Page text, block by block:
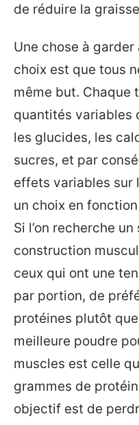
de réduire la
Une chose à garder
choix est que tous
même but. Chaque
quantités variables
les glucides, les
sucres, et par
effets variables sur
un choix en
Si l’on recherche
construction
ceux qui ont une
par portion, de
protéines plutôt
meilleure poudre
muscles est celle
grammes de
objectif est de